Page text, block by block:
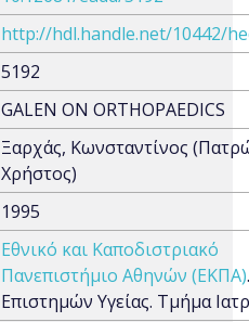
http://hdl.handle.net/10442/
5192
GALEN ON ORTHOPAEDICS
Ξαρχάς, Κωνσταντίνος
Χρήστος)
1995
Εθνικό και Καποδιστριακό
Πανεπιστήμιο Αθηνών (ΕΚΠΑ)
Επιστημών Υγείας. Τμήμα